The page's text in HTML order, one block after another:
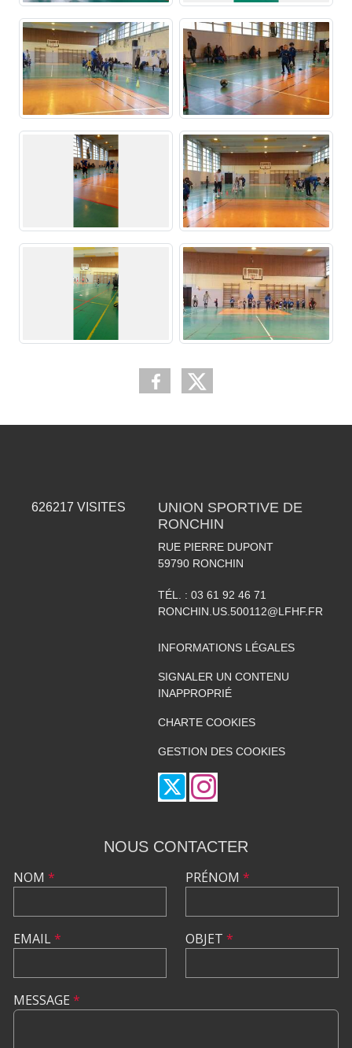
626217 VISITES
UNION SPORTIVE DE
RONCHIN
RUE PIERRE DUPONT
59790 RONCHIN
TÉL. : 03 61 92 46 71
RONCHIN.US.500112@LFHF.FR
INFORMATIONS LÉGALES
SIGNALER UN CONTENU
INAPPROPRIÉ
CHARTE COOKIES
GESTION DES COOKIES
NOUS CONTACTER
NOM *
EMAIL*
PRÉNOM *
OBJET *
MESSAGE *